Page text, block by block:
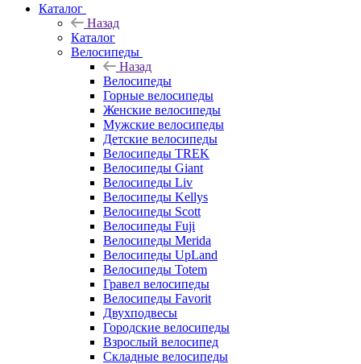
Каталог
Назад
Каталог
Велосипеды
Назад
Велосипеды
Горные велосипеды
Женские велосипеды
Мужские велосипеды
Детские велосипеды
Велосипеды TREK
Велосипеды Giant
Велосипеды Liv
Велосипеды Kellys
Велосипеды Scott
Велосипеды Fuji
Велосипеды Merida
Велосипеды UpLand
Велосипеды Totem
Гравел велосипеды
Велосипеды Favorit
Двухподвесы
Городские велосипеды
Взрослый велосипед
Складные велосипеды